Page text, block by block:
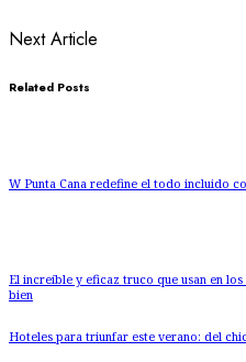
Next Article
Related Posts
W Punta Cana redefine el todo incluido
El increíble y eficaz truco que usan en
bien
Hoteles para triunfar este verano: del